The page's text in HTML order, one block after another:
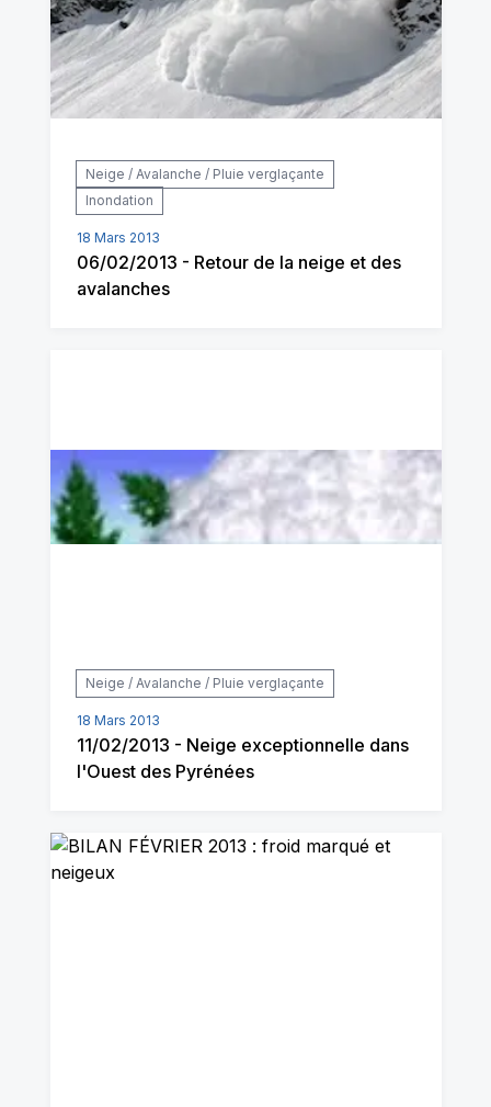
Neige / Avalanche / Pluie verglaçante
Inondation
18 Mars 2013
06/02/2013 - Retour de la neige et des
avalanches
Neige / Avalanche / Pluie verglaçante
18 Mars 2013
11/02/2013 - Neige exceptionnelle dans
l'Ouest des Pyrénées